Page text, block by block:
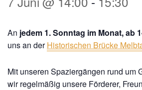
An jedem 1. Sonntag im Monat, ab
uns an derHistorischen Brücke
Mit unseren Spaziergängen rund um
wir regelmäßig unsere Förderer,